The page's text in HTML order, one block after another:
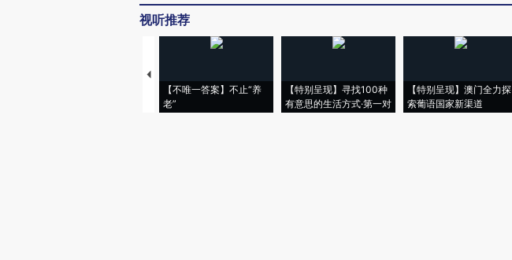
视听推荐
【不唯一答案】不止“养
老”
【特别呈现】寻找100种
有意思的生活方式·第一对
【特别呈现】澳门全力探
索葡语国家新渠道